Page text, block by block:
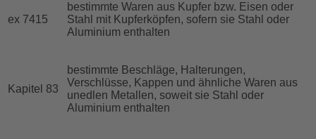
ex 7415
bestimmte Waren aus Kupfer bzw. Eisen oder
Stahl mit Kupferköpfen, sofern sie Stahl oder
Aluminium enthalten
Kapitel 83
bestimmte Beschläge, Halterungen,
Verschlüsse, Kappen und ähnliche Waren aus
unedlen Metallen, soweit sie Stahl oder
Aluminium enthalten